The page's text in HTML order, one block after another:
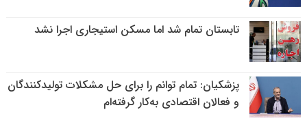
تابستان تمام شد اما مسکن استیجاری اجرا نشد
پزشکیان: تمام توانم را برای حل مشکلات تولیدکنندگان
و فعالان اقتصادی به‌کار گرفته‌ام